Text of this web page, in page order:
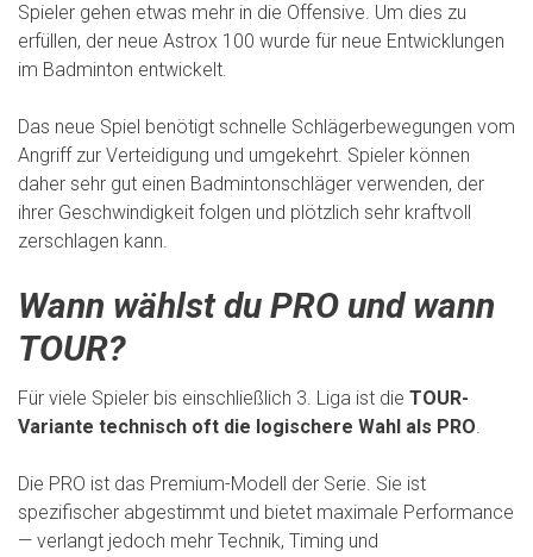
Spieler gehen etwas mehr in die Offensive. Um dies zu
erfüllen, der neue Astrox 100 wurde für neue Entwicklungen
im Badminton entwickelt.
Das neue Spiel benötigt schnelle Schlägerbewegungen vom
Angriff zur Verteidigung und umgekehrt. Spieler können
daher sehr gut einen Badmintonschläger verwenden, der
ihrer Geschwindigkeit folgen und plötzlich sehr kraftvoll
zerschlagen kann.
Wann wählst du PRO und wann
TOUR?
Für viele Spieler bis einschließlich 3. Liga ist die TOUR-
Variante technisch oft die logischere Wahl als PRO.
Die PRO ist das Premium-Modell der Serie. Sie ist
spezifischer abgestimmt und bietet maximale Performance
— verlangt jedoch mehr Technik, Timing und